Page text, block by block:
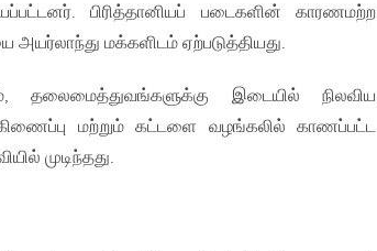
பிரித்தானியப் படைகளின் காரணமற்ற
மக்களிடம் ஏற்படுத்தியது.
தலைமைத்துவங்களுக்கு இடையில் நிலவிய
மற்றும் கட்டளை வழங்கலில் காணப்பட்ட
முடிந்தது.